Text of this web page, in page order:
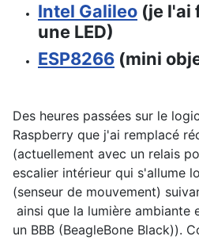
Intel Galileo (je l'ai
une LED)
ESP8266 (mini
Des heures passées sur le
Raspberry que j'ai remplacé
(actuellement avec un relais
escalier intérieur qui s'allume
(senseur de mouvement)
ainsi que la lumière ambiante
un BBB (BeagleBone Black)).